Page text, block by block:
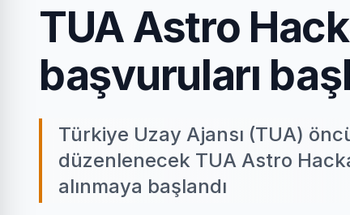
TUA Astro
başvuruları
Türkiye Uzay Ajansı (TUA)
düzenlenecek TUA Astro
alınmaya başlandı